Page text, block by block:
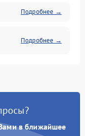
Подробнее →
Подробнее →
в ближайшее